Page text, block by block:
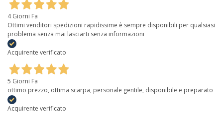
4 Giorni Fa
Ottimi venditori spedizioni rapidissime è sempre disponibili per qualsiasi
problema senza mai lasciarti senza informazioni
Acquirente verificato
5 Giorni Fa
ottimo prezzo, ottima scarpa, personale gentile, disponibile e preparato
Acquirente verificato